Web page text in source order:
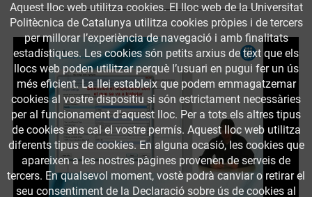
Aquest lloc web utilitza cookies. El lloc web de la Universitat
Politècnica de Catalunya utilitza cookies pròpies i de tercers
per millorar l’experiència de navegació i amb finalitats
estadístiques. Les cookies són petits arxius de text que els
llocs web poden utilitzar perquè l’usuari en pugui fer un ús
més eficient. La llei estableix que podem emmagatzemar
cookies al vostre dispositiu si són estrictament necessàries
per al funcionament d'aquest lloc. Per a tots els altres tipus
de cookies ens cal el vostre permís. Aquest lloc web utilitza
diferents tipus de cookies. En alguna ocasió, les cookies que
apareixen a les nostres pàgines provenen de serveis de
tercers. En qualsevol moment, vostè podrà canviar o retirar el
seu consentiment de la Declaració sobre ús de cookies al